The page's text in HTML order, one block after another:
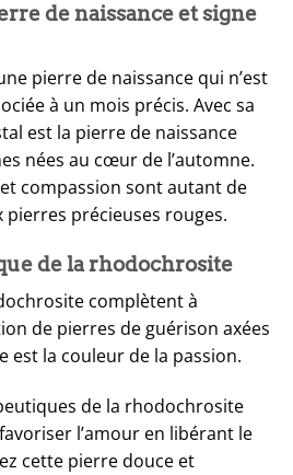
de naissance et signe
pierre de naissance qui n’est
à un mois précis. Avec sa
est la pierre de naissance
nées au cœur de l’automne.
compassion sont autant de
pierres précieuses rouges.
de la rhodochrosite
complètent à
de pierres de guérison axées
est la couleur de la passion.
de la rhodochrosite
l’amour en libérant le
cette pierre douce et